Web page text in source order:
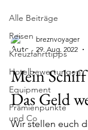
Alle Beiträge
Reisen
Kreuzfahrttipps
Hotelbewertungen
Equipment
Prämienpunkte
und Co
breznvoyager
29. Aug. 2022
Mein
Das Geld
Wir stellen euch